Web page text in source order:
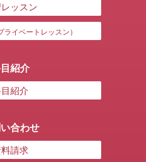
ッスン
ライベートレッスン）
紹介
紹介
合わせ
請求